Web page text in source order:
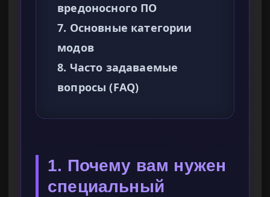
вредоносного ПО
7. Основные категории
модов
8. Часто задаваемые
вопросы (FAQ)
1. Почему вам нужен
специальный